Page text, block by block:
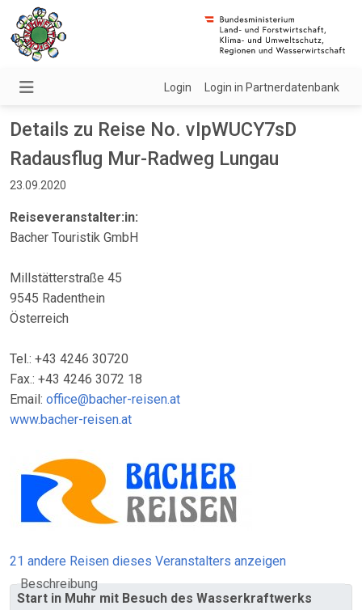
Login Login in Partnerdatenbank
Details zu Reise No. vIpWUCY7sD
Radausflug Mur-Radweg Lungau
23.09.2020
Reiseveranstalter:in:
Bacher Touristik GmbH
Millstätterstraße 45
9545 Radenthein
Österreich
Tel.: +43 4246 30720
Fax.: +43 4246 3072 18
Email: office@bacher-reisen.at
www.bacher-reisen.at
21 andere Reisen dieses Veranstalters anzeigen
Beschreibung
Start in Muhr mit Besuch des Wasserkraftwerks